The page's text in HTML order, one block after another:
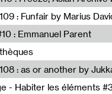
: Emmanuel Parent
Parent